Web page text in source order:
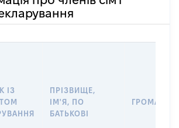
ІЗ
ПРІЗВИЩЕ,
ІМ'Я, ПО
БАТЬКОВІ